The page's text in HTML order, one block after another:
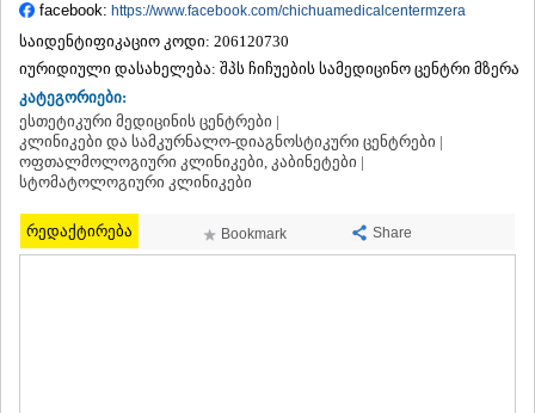
ᲬᲧᲐᲚᲢᲣᲑᲝ
ᲭᲘᲐᲗᲣᲠᲐ
ᲮᲐᲠᲐᲒᲐᲣᲚᲘ
ᲮᲝᲜᲘ
ᲙᲐᲮᲔᲗᲘ
ᲐᲮᲛᲔᲢᲐ
ᲒᲣᲠᲯᲐᲐᲜᲘ
ᲓᲔᲓᲝᲤᲚᲘᲡᲬᲧᲐᲠᲝ
ᲗᲔᲚᲐᲕᲘ
ᲚᲐᲒᲝᲓᲔᲮᲘ
ᲡᲐᲒᲐᲠᲔᲯᲝ
facebook: https://www.facebook.com/chichuamedicalcentermzera
საიდენტიფიკაციო კოდი: 206120730
იურიდიული დასახელება: შპს ჩიჩუების სამედიცინო ცენტრი მზერა
კატეგორიები:
ესთეტიკური მედიცინის ცენტრები |
კლინიკები და სამკურნალო-დიაგნოსტიკური ცენტრები |
ოფთალმოლოგიური კლინიკები, კაბინეტები |
სტომატოლოგიური კლინიკები
რედაქტირება Bookmark Share